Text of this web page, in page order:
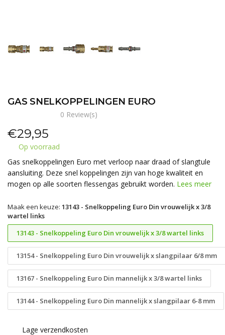
GAS SNELKOPPELINGEN EURO
0 Review(s)
€29,95
Op voorraad
Gas snelkoppelingen Euro met verloop naar draad of slangtule
aansluiting. Deze snel koppelingen zijn van hoge kwaliteit en
mogen op alle soorten flessengas gebruikt worden. Lees meer
Maak een keuze: 13143 - Snelkoppeling Euro Din vrouwelijk x 3/8
wartel links
13143 - Snelkoppeling Euro Din vrouwelijk x 3/8 wartel links
13154 - Snelkoppeling Euro Din vrouwelijk x slangpilaar 6/8 mm
13167 - Snelkoppeling Euro Din mannelijk x 3/8 wartel links
13144 - Snelkoppeling Euro Din mannelijk x slangpilaar 6-8 mm
Lage verzendkosten